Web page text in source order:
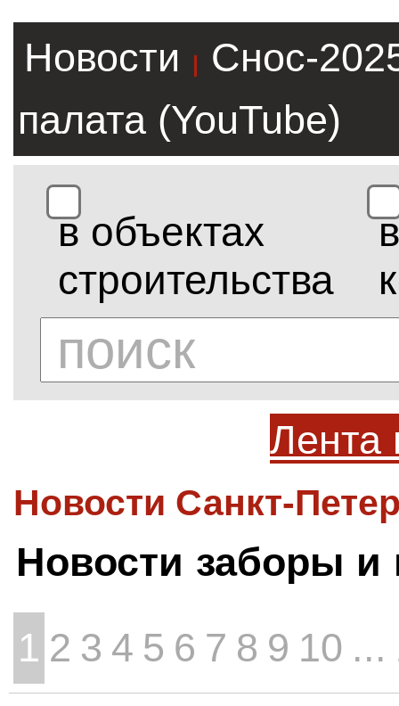
Новости |
Снос-
палата (YouTube)
в объектах
строительства
в
Лента
Новости Санкт-
Новости заборы
1 2 3 4 5 6 7 8 9 10 ...